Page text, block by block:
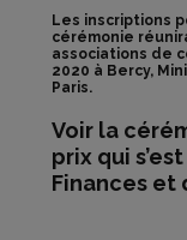
Les inscriptions
cérémonie
associations de
2020 à Bercy,
Paris.
Voir la
prix qui
Finances et